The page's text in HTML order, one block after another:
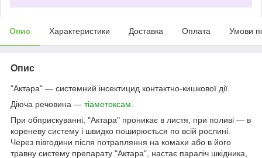
Опис Характеристики Доставка Оплата Умови
Опис
"Актара" — системний інсектицид контактно-кишкової дії.
Діюча речовина — тіаметоксам
При обприскуванні, "Актара" проникає в листя, при поливі — в
кореневу систему і швидко поширюється по всій рослині.
Через півгодини після потрапляння на комахи або в його
травну систему препарату "Актара", настає параліч шкідника,